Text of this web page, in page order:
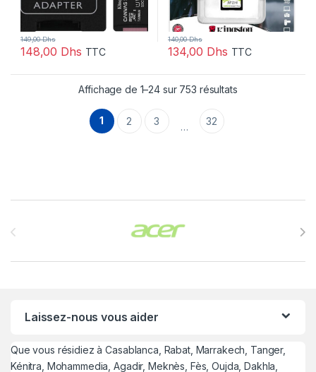
148,00 Dhs
149,00Dhs
TTC 134,00 Dhs
140,00Dhs
TTC
Affichage de 1–24 sur 753 résultats
1 2 3 … 32
Laissez-nous vous aider
Que vous résidiez à Casablanca, Rabat, Marrakech, Tanger,
Kénitra, Mohammedia, Agadir, Meknès, Fès, Oujda, Dakhla,